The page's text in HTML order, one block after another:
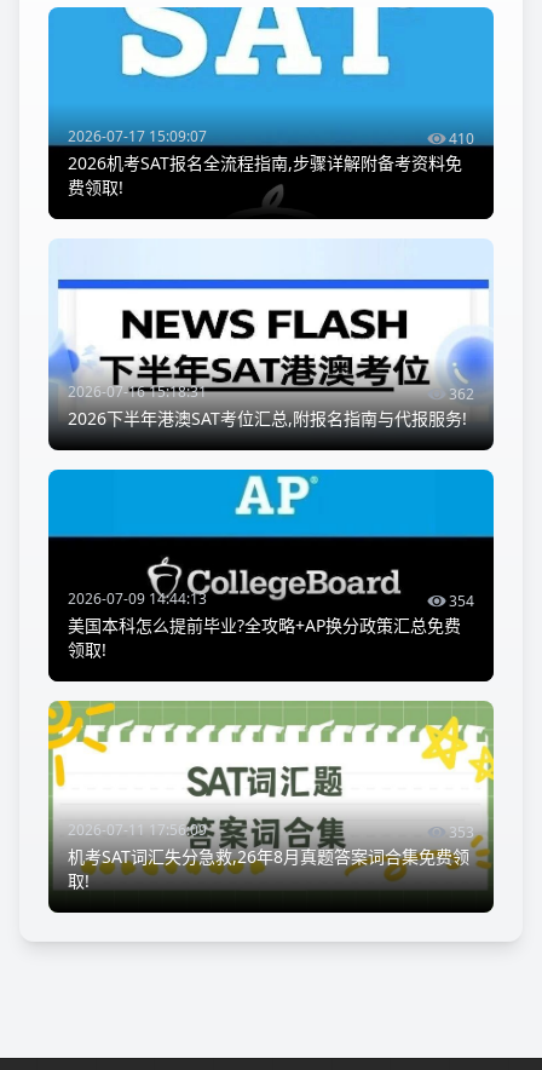
2026-07-17 15:09:07 410
2026机考SAT报名全流程指南,步骤详解附备考资料免
费领取!
2026-07-16 15:18:31 362
2026下半年港澳SAT考位汇总,附报名指南与代报服务!
2026-07-09 14:44:13 354
美国本科怎么提前毕业?全攻略+AP换分政策汇总免费
领取!
2026-07-11 17:56:09 353
机考SAT词汇失分急救,26年8月真题答案词合集免费领
取!